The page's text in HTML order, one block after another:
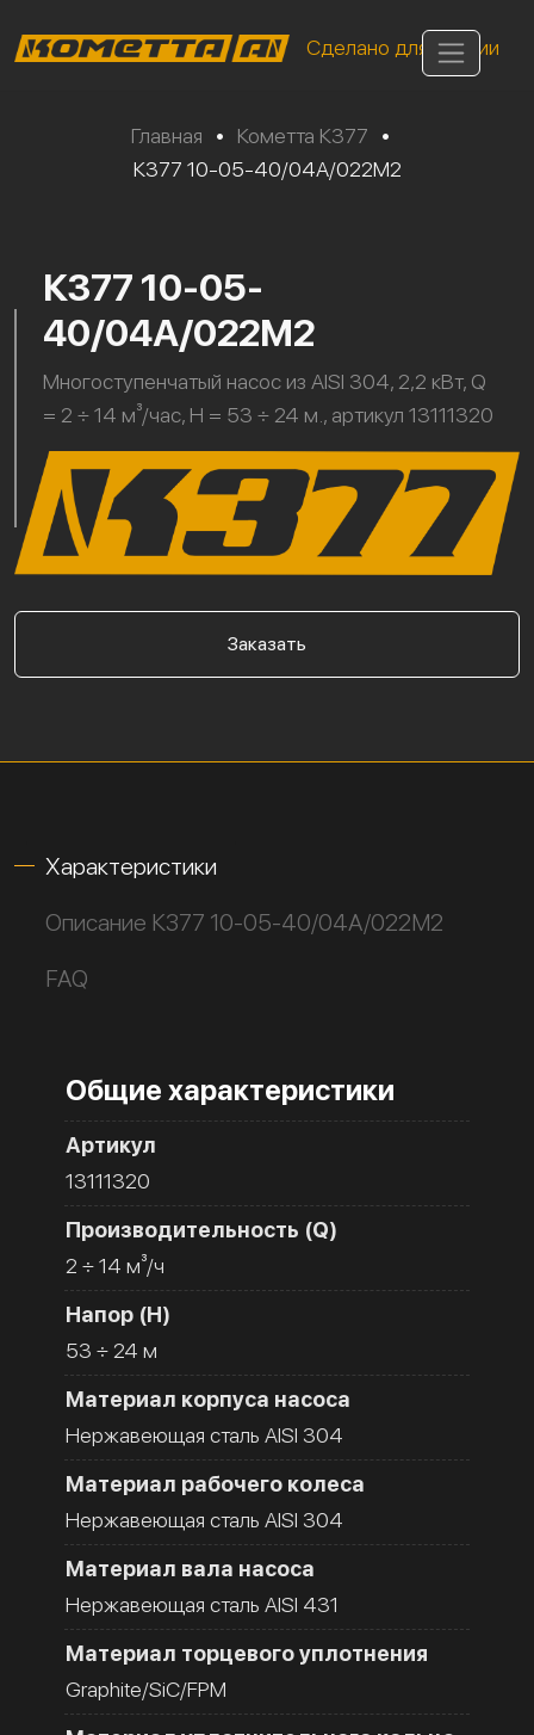
Сделано для России
Главная • Кометта К377
•
К377 10-05-40/04А/022М2
К377 10-05-
40/04А/022М2
Многоступенчатый насос из AISI 304, 2,2 кВт, Q
= 2 ÷ 14 м³/час, H = 53 ÷ 24 м., артикул 13111320
Заказать
Характеристики
Описание К377 10-05-40/04А/022М2
FAQ
Общие характеристики
Артикул
13111320
Производительность (Q)
2 ÷ 14 м³/ч
Напор (H)
53 ÷ 24 м
Материал корпуса насоса
Нержавеющая сталь AISI 304
Материал рабочего колеса
Нержавеющая сталь AISI 304
Материал вала насоса
Нержавеющая сталь AISI 431
Материал торцевого уплотнения
Graphite/SiC/FPM